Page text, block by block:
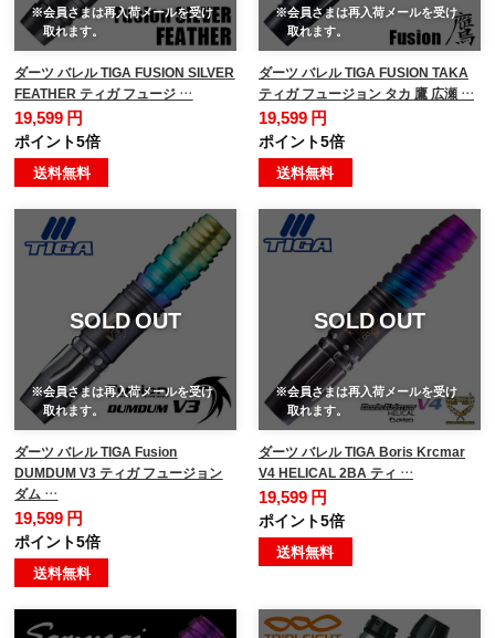
※会員さまは再入荷メールを受け
取れます。
ダーツ バレル TIGA FUSION SILVER
FEATHER ティガ フュージ …
19,599 円
ポイント5倍
送料無料
※会員さまは再入荷メールを受け
取れます。
ダーツ バレル TIGA FUSION TAKA
ティガ フュージョン タカ 鷹 広瀬 …
19,599 円
ポイント5倍
送料無料
SOLD OUT
※会員さまは再入荷メールを受け
取れます。
ダーツ バレル TIGA Fusion
DUMDUM V3 ティガ フュージョン
ダム …
19,599 円
ポイント5倍
送料無料
SOLD OUT
※会員さまは再入荷メールを受け
取れます。
ダーツ バレル TIGA Boris Krcmar
V4 HELICAL 2BA ティ …
19,599 円
ポイント5倍
送料無料